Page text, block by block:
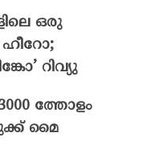
ഒരു
റിവ്യു
ത്തോളം
മൈ